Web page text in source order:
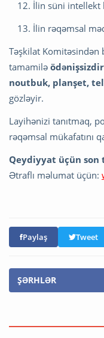
İlin süni intellekt
İlin rəqəmsal
Təşkilat
tamamilə ödənişsizdir
noutbuk, planşet,
gözləyir.
Layihənizi tanıtmaq,
rəqəmsal mükafatını
Qeydiyyat üçün son
Ətraflı məlumat üçün:
Paylaş Tweet
ŞƏRHLƏR